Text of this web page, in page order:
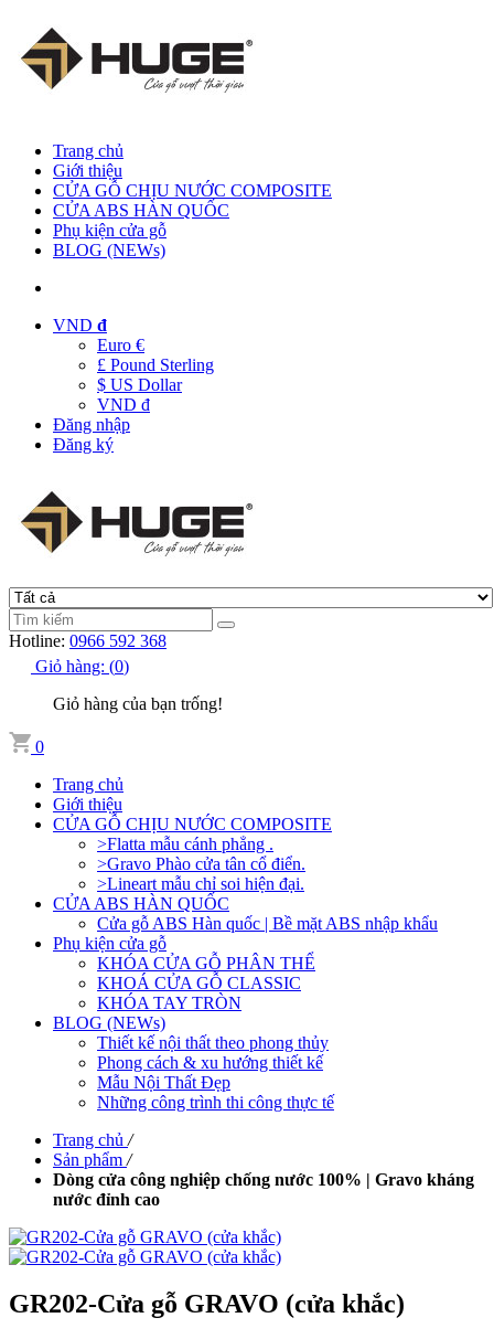
Trang chủ
Giới thiệu
CỬA GỖ CHỊU NƯỚC COMPOSITE
CỬA ABS HÀN QUỐC
Phụ kiện cửa gỗ
BLOG (NEWs)
VND đ
Euro €
£ Pound Sterling
$ US Dollar
VND đ
Đăng nhập
Đăng ký
Hotline: 0966 592 368
Giỏ hàng: (0)
Giỏ hàng của bạn trống!
0
Trang chủ
Giới thiệu
CỬA GỖ CHỊU NƯỚC COMPOSITE
>Flatta mẫu cánh phẳng .
>Gravo Phào cửa tân cổ điển.
>Lineart mẫu chỉ soi hiện đại.
CỬA ABS HÀN QUỐC
Cửa gỗ ABS Hàn quốc | Bề mặt ABS nhập khẩu
Phụ kiện cửa gỗ
KHÓA CỬA GỖ PHÂN THỂ
KHOÁ CỬA GỖ CLASSIC
KHÓA TAY TRÒN
BLOG (NEWs)
Thiết kế nội thất theo phong thủy
Phong cách & xu hướng thiết kế
Mẫu Nội Thất Đẹp
Những công trình thi công thực tế
Trang chủ /
Sản phẩm /
Dòng cửa công nghiệp chống nước 100% | Gravo kháng
nước đỉnh cao
GR202-Cửa gỗ GRAVO (cửa khắc)